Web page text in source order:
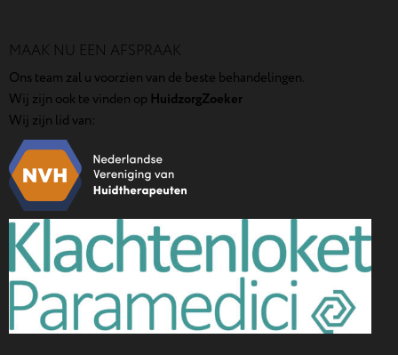
MAAK NU EEN AFSPRAAK
Ons team zal u voorzien van de beste behandelingen.
Wij zijn ook te vinden op HuidzorgZoeker
Wij zijn lid van: